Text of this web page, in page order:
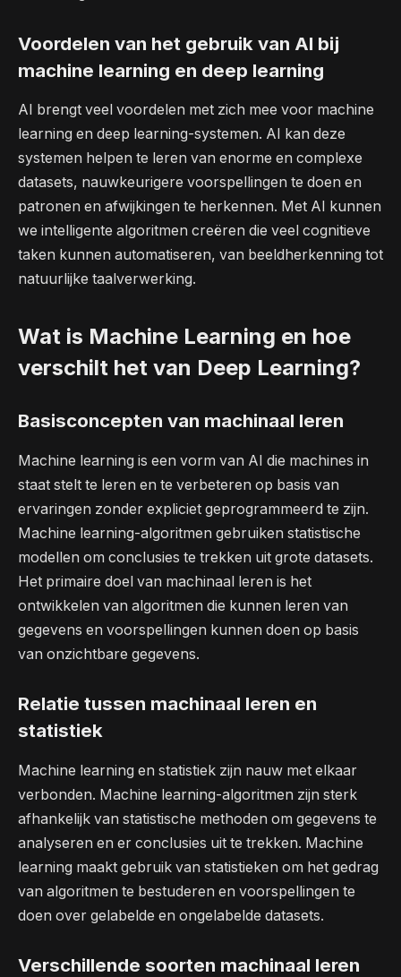
Voordelen van het gebruik van AI bij
machine learning en deep learning
AI brengt veel voordelen met zich mee voor machine
learning en deep learning-systemen. AI kan deze
systemen helpen te leren van enorme en complexe
datasets, nauwkeurigere voorspellingen te doen en
patronen en afwijkingen te herkennen. Met AI kunnen
we intelligente algoritmen creëren die veel cognitieve
taken kunnen automatiseren, van beeldherkenning tot
natuurlijke taalverwerking.
Wat is Machine Learning en hoe
verschilt het van Deep Learning?
Basisconcepten van machinaal leren
Machine learning is een vorm van AI die machines in
staat stelt te leren en te verbeteren op basis van
ervaringen zonder expliciet geprogrammeerd te zijn.
Machine learning-algoritmen gebruiken statistische
modellen om conclusies te trekken uit grote datasets.
Het primaire doel van machinaal leren is het
ontwikkelen van algoritmen die kunnen leren van
gegevens en voorspellingen kunnen doen op basis
van onzichtbare gegevens.
Relatie tussen machinaal leren en
statistiek
Machine learning en statistiek zijn nauw met elkaar
verbonden. Machine learning-algoritmen zijn sterk
afhankelijk van statistische methoden om gegevens te
analyseren en er conclusies uit te trekken. Machine
learning maakt gebruik van statistieken om het gedrag
van algoritmen te bestuderen en voorspellingen te
doen over gelabelde en ongelabelde datasets.
Verschillende soorten machinaal leren